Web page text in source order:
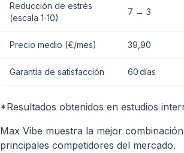
Reducción de estrés
(escala 1‑10)
7 → 3
Precio medio (€/mes) 39,90
Garantía de satisfacción 60 días
*Resultados obtenidos en estudios
Max Vibe muestra la mejor
principales competidores del mercado.